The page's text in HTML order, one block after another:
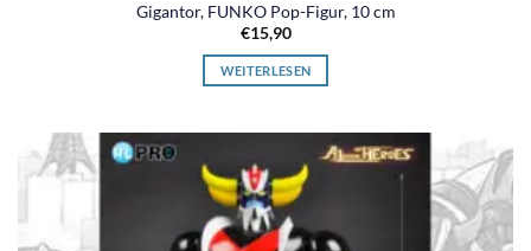
Gigantor, FUNKO Pop-Figur, 10 cm
€15,90
WEITERLESEN